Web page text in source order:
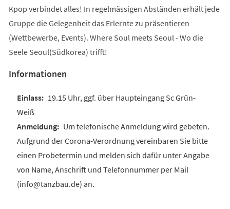
Kpop verbindet alles! In regelmässigen Abständen erhält jede
Gruppe die Gelegenheit das Erlernte zu präsentieren
(Wettbewerbe, Events). Where Soul meets Seoul - Wo die
Seele Seoul(Südkorea) trifft!
Informationen
19.15 Uhr, ggf. über Haupteingang Sc Grün-
Weiß
Um telefonische Anmeldung wird gebeten.
Aufgrund der Corona-Verordnung vereinbaren Sie bitte
einen Probetermin und melden sich dafür unter Angabe
von Name, Anschrift und Telefonnummer per Mail
(info@tanzbau.de) an.